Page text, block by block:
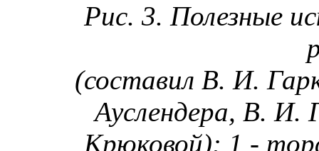
Рис. 3. Полезные
(составил В. И.
Ауслендера, В.
Крюковой): 1 -